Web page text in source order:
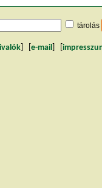
tárolás
e-mail